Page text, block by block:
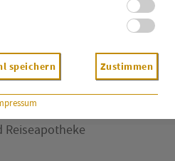
speichern Zustimmen
Hausapotheke
und Reiseapotheke
Reiseapotheke
Versandapotheke
Reiseapotheke